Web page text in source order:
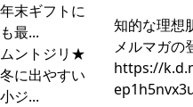
年末ギフトに
も最...
ムントジリ★
冬に出やすい
小ジ...
知的な理想
メルマガの
https://